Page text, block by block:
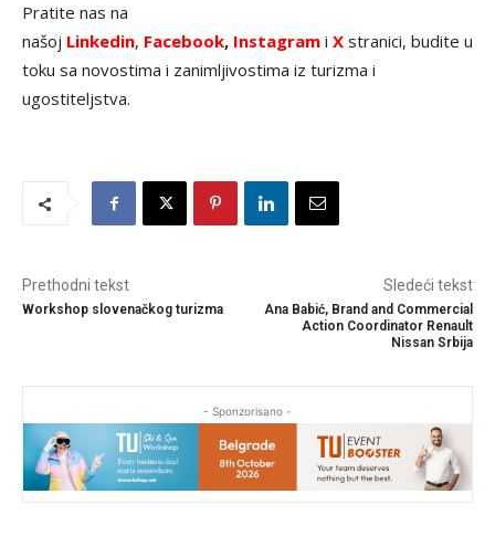
Pratite nas na
našoj Linkedin, Facebook, Instagram i X stranici, budite u
toku sa novostima i zanimljivostima iz turizma i
ugostiteljstva.
Prethodni tekst
Workshop slovenačkog turizma
Sledeći tekst
Ana Babić, Brand and Commercial
Action Coordinator Renault
Nissan Srbija
- Sponzorisano -